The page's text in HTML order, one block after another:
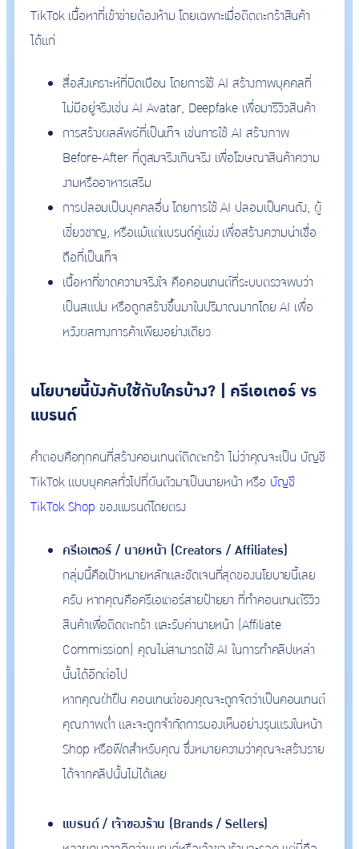
TikTok เนื้อหาที่เข้าข่ายต้องห้าม โดยเฉพาะเมื่อติดตะกร้าสินค้า
ได้แก่
สื่อสังเคราะห์ที่บิดเบือน โดยการใช้ AI สร้างภาพบุคคลที่
ไม่มีอยู่จริงเช่น AI Avatar, Deepfake เพื่อมารีวิวสินค้า
การสร้างผลลัพธ์ที่เป็นเท็จ เช่นการใช้ AI สร้างภาพ
Before-After ที่ดูสมจริงเกินจริง เพื่อโฆษณาสินค้าความ
งามหรืออาหารเสริม
การปลอมเป็นบุคคลอื่น โดยการใช้ AI ปลอมเป็นคนดัง, ผู้
เชี่ยวชาญ, หรือแม้แต่แบรนด์คู่แข่ง เพื่อสร้างความน่าเชื่อ
ถือที่เป็นเท็จ
เนื้อหาที่ขาดความจริงใจ คือคอนเทนต์ที่ระบบตรวจพบว่า
เป็นสแปม หรือถูกสร้างขึ้นมาในปริมาณมากโดย AI เพื่อ
หวังผลทางการค้าเพียงอย่างเดียว
นโยบายนี้บังคับใช้กับใครบ้าง? | ครีเอเตอร์ vs
แบรนด์
คำตอบคือทุกคนที่สร้างคอนเทนต์ติดตะกร้า ไม่ว่าคุณจะเป็น บัญชี
TikTok แบบบุคคลทั่วไปที่ผันตัวมาเป็นนายหน้า หรือ บัญชี
TikTok Shop ของแบรนด์โดยตรง
ครีเอเตอร์ / นายหน้า (Creators / Affiliates)
กลุ่มนี้คือเป้าหมายหลักและชัดเจนที่สุดของนโยบายนี้เลย
ครับ หากคุณคือครีเอเตอร์สายป้ายยา ที่ทำคอนเทนต์รีวิว
สินค้าเพื่อติดตะกร้า และรับค่านายหน้า (Affiliate
Commission) คุณไม่สามารถใช้ AI ในการทำคลิปเหล่า
นั้นได้อีกต่อไป
หากคุณฝ่าฝืน คอนเทนต์ของคุณจะถูกจัดว่าเป็นคอนเทนต์
คุณภาพต่ำ และจะถูกจำกัดการมองเห็นอย่างรุนแรงในหน้า
Shop หรือฟีดสำหรับคุณ ซึ่งหมายความว่าคุณจะสร้างราย
ได้จากคลิปนั้นไม่ได้เลย
แบรนด์ / เจ้าของร้าน (Brands / Sellers)